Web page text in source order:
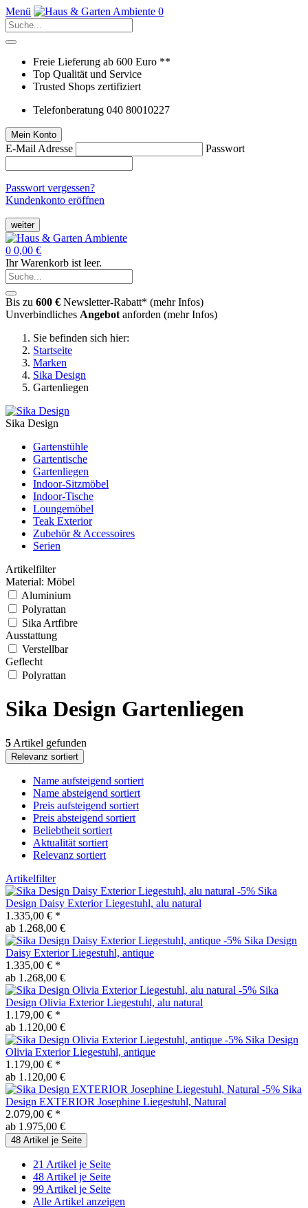
Menü 0
Freie Lieferung ab 600 Euro **
Top Qualität und Service
Trusted Shops zertifiziert
Telefonberatung 040 80010227
Mein Konto
E-Mail Adresse Passwort
Passwort vergessen?
Kundenkonto eröffnen
weiter
0 0,00 €
Ihr Warenkorb ist leer.
Bis zu 600 € Newsletter-Rabatt* (mehr Infos)
Unverbindliches Angebot anforden (mehr Infos)
Sie befinden sich hier:
Startseite
Marken
Sika Design
Gartenliegen
Sika Design
Gartenstühle
Gartentische
Gartenliegen
Indoor-Sitzmöbel
Indoor-Tische
Loungemöbel
Teak Exterior
Zubehör & Accessoires
Serien
Artikelfilter
Material: Möbel
Aluminium
Polyrattan
Sika Artfibre
Ausstattung
Verstellbar
Geflecht
Polyrattan
Sika Design Gartenliegen
5 Artikel gefunden
Relevanz sortiert
Name aufsteigend sortiert
Name absteigend sortiert
Preis aufsteigend sortiert
Preis absteigend sortiert
Beliebtheit sortiert
Aktualität sortiert
Relevanz sortiert
Artikelfilter
-5% Sika
Design Daisy Exterior Liegestuhl, alu natural
1.335,00 € *
ab 1.268,00 €
-5% Sika Design
Daisy Exterior Liegestuhl, antique
1.335,00 € *
ab 1.268,00 €
-5% Sika
Design Olivia Exterior Liegestuhl, alu natural
1.179,00 € *
ab 1.120,00 €
-5% Sika Design
Olivia Exterior Liegestuhl, antique
1.179,00 € *
ab 1.120,00 €
-5% Sika
Design EXTERIOR Josephine Liegestuhl, Natural
2.079,00 € *
ab 1.975,00 €
48 Artikel je Seite
21 Artikel je Seite
48 Artikel je Seite
99 Artikel je Seite
Alle Artikel anzeigen